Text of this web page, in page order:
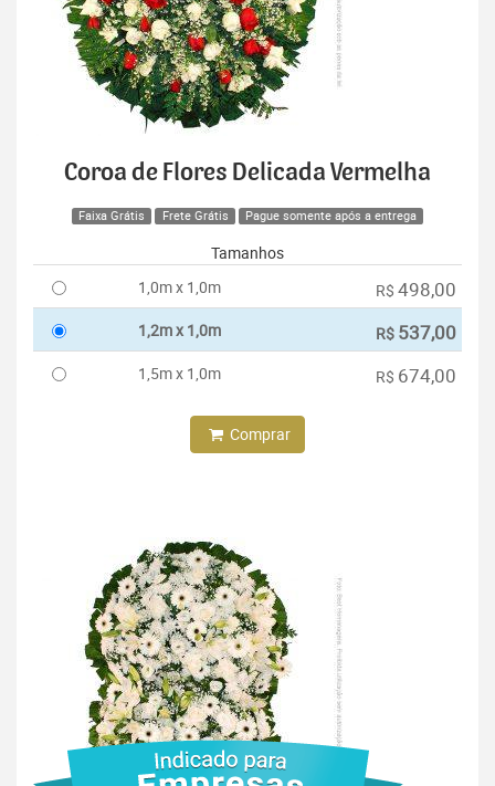
Coroa de Flores Delicada Vermelha
Faixa Grátis Frete Grátis Pague somente após a entrega
Tamanhos
1,0m x 1,0m
R$ 498,00
1,2m x 1,0m R$ 537,00
1,5m x 1,0m R$ 674,00
Comprar